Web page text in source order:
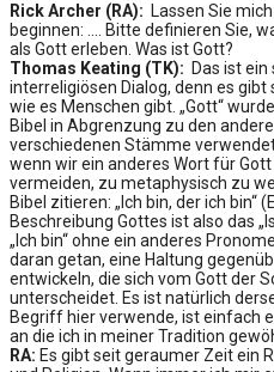
Rick Archer (RA): Lassen Sie
beginnen: …. Bitte definieren Sie,
als Gott erleben. Was ist Gott?
Thomas Keating (TK): Das ist
interreligiösen Dialog, denn es
wie es Menschen gibt. „Gott“
Bibel in Abgrenzung zu den
verschiedenen Stämme
wenn wir ein anderes Wort für
vermeiden, zu metaphysisch zu
Bibel zitieren: „Ich bin, der ich bin“
Beschreibung Gottes ist also das
„Ich bin“ ohne ein anderes
daran getan, eine Haltung
entwickeln, die sich vom Gott der
unterscheidet. Es ist natürlich
Begriff hier verwende, ist einfach
an die ich in meiner Tradition
RA: Es gibt seit geraumer Zeit ein